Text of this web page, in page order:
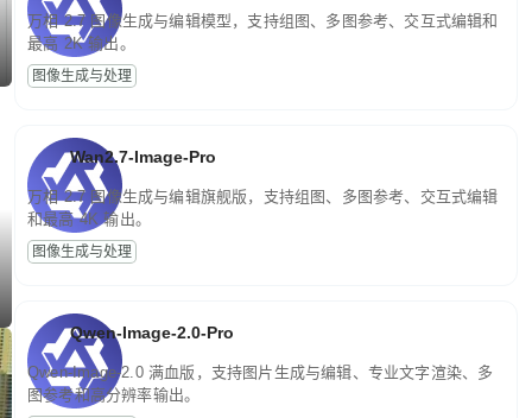
万相 2.7 图像生成与编辑模型，支持组图、多图参考、交互式编辑和
最高 2K 输出。
图像生成与处理
Wan2.7-Image-Pro
万相 2.7 图像生成与编辑旗舰版，支持组图、多图参考、交互式编辑
和最高 4K 输出。
图像生成与处理
Qwen-Image-2.0-Pro
Qwen-Image-2.0 满血版，支持图片生成与编辑、专业文字渲染、多
图参考和高分辨率输出。